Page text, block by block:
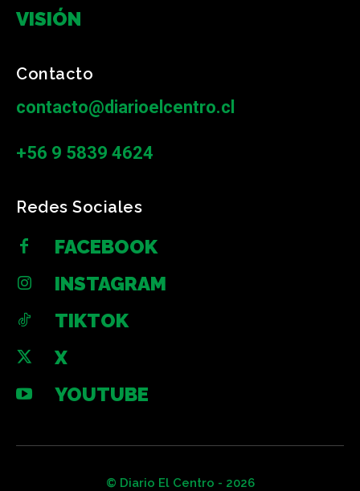
VISIÓN
Contacto
contacto@diarioelcentro.cl
+56 9 5839 4624
Redes Sociales
FACEBOOK
INSTAGRAM
TIKTOK
X
YOUTUBE
© Diario El Centro - 2026